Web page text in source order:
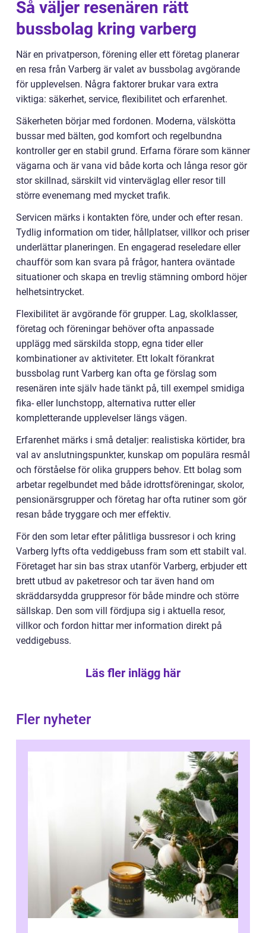
Så väljer resenären rätt
bussbolag kring varberg
När en privatperson, förening eller ett företag planerar
en resa från Varberg är valet av bussbolag avgörande
för upplevelsen. Några faktorer brukar vara extra
viktiga: säkerhet, service, flexibilitet och erfarenhet.
Säkerheten börjar med fordonen. Moderna, välskötta
bussar med bälten, god komfort och regelbundna
kontroller ger en stabil grund. Erfarna förare som känner
vägarna och är vana vid både korta och långa resor gör
stor skillnad, särskilt vid vinterväglag eller resor till
större evenemang med mycket trafik.
Servicen märks i kontakten före, under och efter resan.
Tydlig information om tider, hållplatser, villkor och priser
underlättar planeringen. En engagerad reseledare eller
chaufför som kan svara på frågor, hantera oväntade
situationer och skapa en trevlig stämning ombord höjer
helhetsintrycket.
Flexibilitet är avgörande för grupper. Lag, skolklasser,
företag och föreningar behöver ofta anpassade
upplägg med särskilda stopp, egna tider eller
kombinationer av aktiviteter. Ett lokalt förankrat
bussbolag runt Varberg kan ofta ge förslag som
resenären inte själv hade tänkt på, till exempel smidiga
fika- eller lunchstopp, alternativa rutter eller
kompletterande upplevelser längs vägen.
Erfarenhet märks i små detaljer: realistiska körtider, bra
val av anslutningspunkter, kunskap om populära resmål
och förståelse för olika gruppers behov. Ett bolag som
arbetar regelbundet med både idrottsföreningar, skolor,
pensionärsgrupper och företag har ofta rutiner som gör
resan både tryggare och mer effektiv.
För den som letar efter pålitliga bussresor i och kring
Varberg lyfts ofta veddigebuss fram som ett stabilt val.
Företaget har sin bas strax utanför Varberg, erbjuder ett
brett utbud av paketresor och tar även hand om
skräddarsydda gruppresor för både mindre och större
sällskap. Den som vill fördjupa sig i aktuella resor,
villkor och fordon hittar mer information direkt på
veddigebuss.
Läs fler inlägg här
Fler nyheter